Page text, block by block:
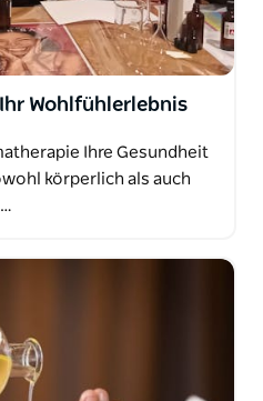
Wohlfühlerlebnis
Ihre Gesundheit
körperlich als auch